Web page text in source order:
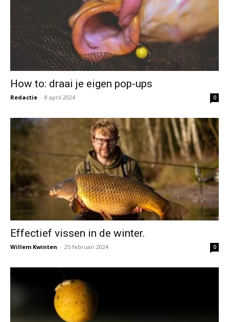
How to: draai je eigen pop-ups
Redactie - 8 april 2024 0
Effectief vissen in de winter.
Willem Kwinten - 25 februari 2024 0